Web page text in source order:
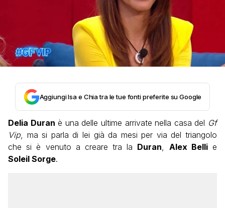
Aggiungi Isa e Chia tra le tue fonti preferite su Google
Delia Duran è una delle ultime arrivate nella casa del Gf
Vip , ma si parla di lei già da mesi per via del triangolo
che si è venuto a creare tra la Duran Alex Bellie
Soleil Sorge.